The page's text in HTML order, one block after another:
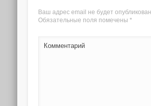
Ваш адрес email не будет опубликован.
Обязательные поля помечены *
Комментарий